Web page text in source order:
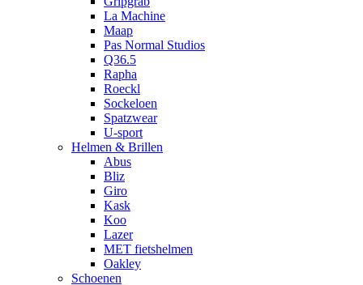
La Machine
Maap
Pas Normal Studios
Q36.5
Rapha
Roeckl
Sockeloen
Spatzwear
U-sport
Helmen & Brillen
Abus
Bliz
Giro
Kask
Koo
Lazer
MET fietshelmen
Oakley
Schoenen